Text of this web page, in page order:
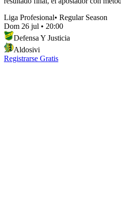
Liga Profesional• Regular Season
Dom 26 jul • 20:00
Defensa Y Justicia
Aldosivi
Registrarse Gratis